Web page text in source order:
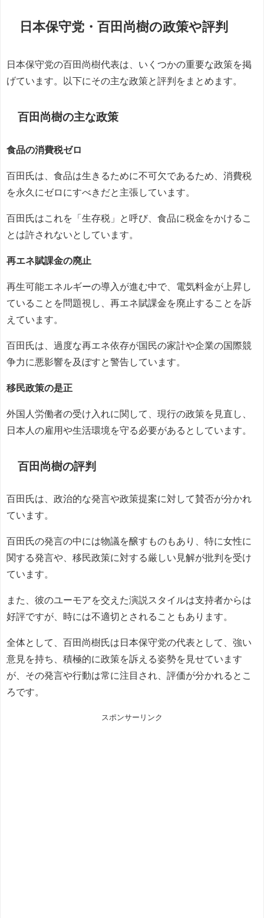
日本保守党・百田尚樹の政策や評判
日本保守党の百田尚樹代表は、いくつかの重要な政策を掲
げています。以下にその主な政策と評判をまとめます。
百田尚樹の主な政策
食品の消費税ゼロ
百田氏は、食品は生きるために不可欠であるため、消費税
を永久にゼロにすべきだと主張しています。
百田氏はこれを「生存税」と呼び、食品に税金をかけるこ
とは許されないとしています。
再エネ賦課金の廃止
再生可能エネルギーの導入が進む中で、電気料金が上昇し
ていることを問題視し、再エネ賦課金を廃止することを訴
えています。
百田氏は、過度な再エネ依存が国民の家計や企業の国際競
争力に悪影響を及ぼすと警告しています。
移民政策の是正
外国人労働者の受け入れに関して、現行の政策を見直し、
日本人の雇用や生活環境を守る必要があるとしています。
百田尚樹の評判
百田氏は、政治的な発言や政策提案に対して賛否が分かれ
ています。
百田氏の発言の中には物議を醸すものもあり、特に女性に
関する発言や、移民政策に対する厳しい見解が批判を受け
ています。
また、彼のユーモアを交えた演説スタイルは支持者からは
好評ですが、時には不適切とされることもあります。
全体として、百田尚樹氏は日本保守党の代表として、強い
意見を持ち、積極的に政策を訴える姿勢を見せています
が、その発言や行動は常に注目され、評価が分かれるとこ
ろです。
スポンサーリンク